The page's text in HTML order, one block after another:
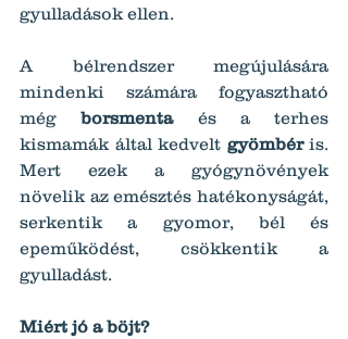
gyulladások ellen.
A bélrendszer megújulására
mindenki számára fogyasztható
még borsmenta és a terhes
kismamák által kedvelt gyömbér is.
Mert ezek a gyógynövények
növelik az emésztés hatékonyságát,
serkentik a gyomor, bél és
epeműködést, csökkentik a
gyulladást.
Miért jó a böjt?